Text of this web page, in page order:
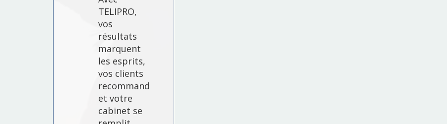
TELIPRO,
vos
résultats
marquent
les esprits,
vos clients
recommandent,
et votre
cabinet se